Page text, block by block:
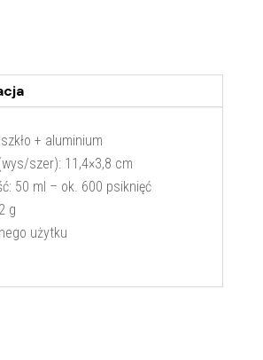
+ aluminium
szer): 11,4×3,8 cm
50 ml – ok. 600 psiknięć
g
użytku